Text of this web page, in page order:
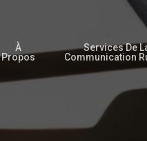
À
Propos
Services De
Communication